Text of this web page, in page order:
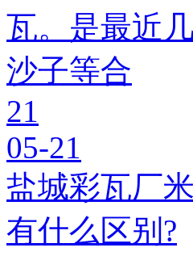
瓦。是最近
沙子等合
21
05-21
盐城彩瓦厂
有什么区别?